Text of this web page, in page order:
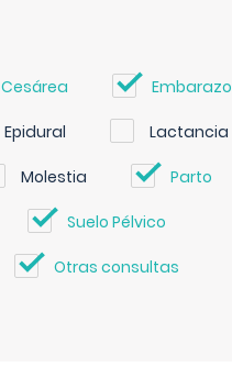
Cesárea Embarazo
Epidural Lactancia
Molestia Parto
Suelo Pélvico
Otras consultas